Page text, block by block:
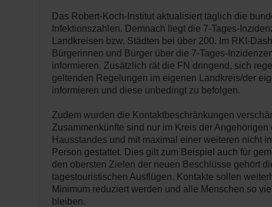
Das Robert-Koch-Institut aktualisiert täglich die
Infektionszahlen. Demnach liegt die 7-Tages-
Landkreisen bzw. Städten bei über 200. Im RKI-
Bürgerinnen und Bürger über die 7-Tages-
informieren. Zusätzlich rät die FN dringend, sich
geltenden Regelungen im eigenen Landkreis/der
informieren und diese unbedingt zu befolgen.
Zudem wurden die Kontaktbeschränkungen
Zusammenkünfte sind nur im Kreis der Angehörigen
Hausstandes und mit maximal einer weiteren nicht
Person gestattet. Dies gilt zum Beispiel auch für
den obersten Zielen der neuen Beschlüsse gehört
tagestouristischen Ausflügen. Kontakte sollen
Minimum reduziert werden und alle Menschen so
bleiben.